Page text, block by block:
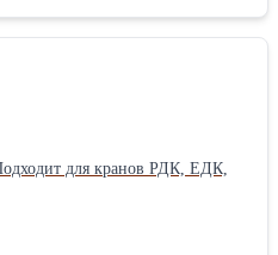
для кранов РДК, ЕДК,